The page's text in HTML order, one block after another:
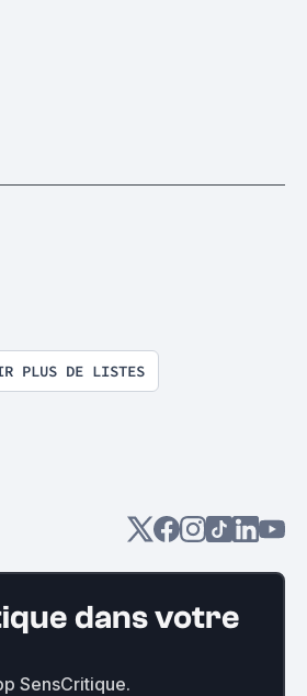
PLUS DE LISTES
dans votre
SensCritique.